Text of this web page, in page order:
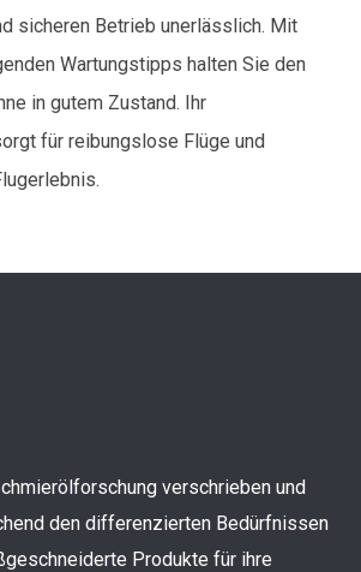
sicheren Betrieb unerlässlich. Mit
Wartungstipps halten Sie den
in gutem Zustand. Ihr
für reibungslose Flüge und
verschrieben und
den differenzierten Bedürfnissen
Produkte für ihre